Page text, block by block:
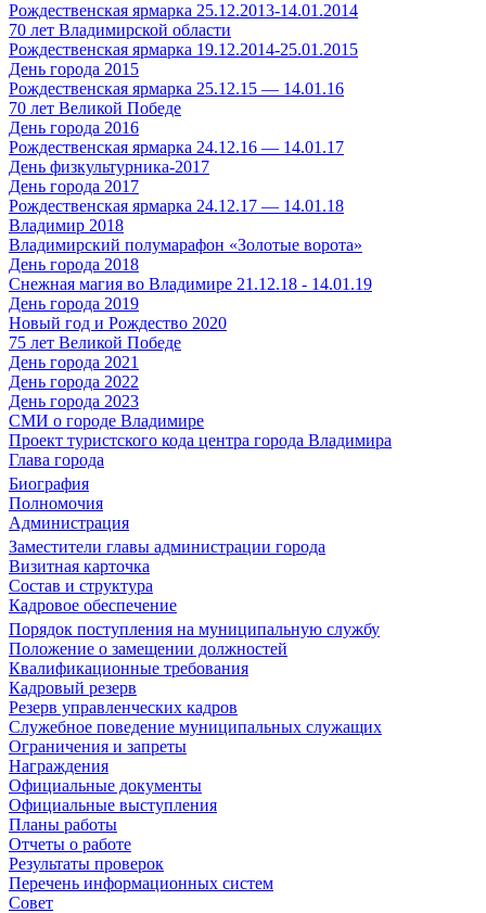
Рождественская ярмарка 25.12.2013-14.01.2014
70 лет Владимирской области
Рождественская ярмарка 19.12.2014-25.01.2015
День города 2015
Рождественская ярмарка 25.12.15 — 14.01.16
70 лет Великой Победе
День города 2016
Рождественская ярмарка 24.12.16 — 14.01.17
День физкультурника-2017
День города 2017
Рождественская ярмарка 24.12.17 — 14.01.18
Владимир 2018
Владимирский полумарафон «Золотые ворота»
День города 2018
Снежная магия во Владимире 21.12.18 - 14.01.19
День города 2019
Новый год и Рождество 2020
75 лет Великой Победе
День города 2021
День города 2022
День города 2023
СМИ о городе Владимире
Проект туристского кода центра города Владимира
Глава города
Биография
Полномочия
Администрация
Заместители главы администрации города
Визитная карточка
Состав и структура
Кадровое обеспечение
Порядок поступления на муниципальную службу
Положение о замещении должностей
Квалификационные требования
Кадровый резерв
Резерв управленческих кадров
Служебное поведение муниципальных служащих
Ограничения и запреты
Награждения
Официальные документы
Официальные выступления
Планы работы
Отчеты о работе
Результаты проверок
Перечень информационных систем
Совет